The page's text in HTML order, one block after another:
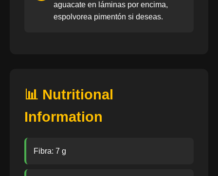
aguacate en láminas por encima,
espolvorea pimentón si deseas.
📊 Nutritional
Information
Fibra: 7 g